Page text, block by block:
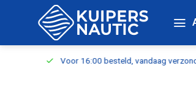
Voor 16:00 besteld, vandaag